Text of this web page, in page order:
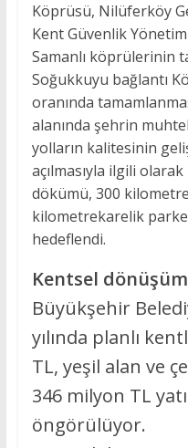
Köprüsü, Nilüferköy
Kent Güvenlik
Samanlı köprülerinin
Soğukkuyu bağlantı
oranında
alanında şehrin
yolların kalitesinin
açılmasıyla ilgili
dökümü, 300
kilometrekarelik parke
hedeflendi.
Kentsel
Büyükşehir
yılında planlı
TL, yeşil alan ve
346 milyon TL
öngörülüyor.